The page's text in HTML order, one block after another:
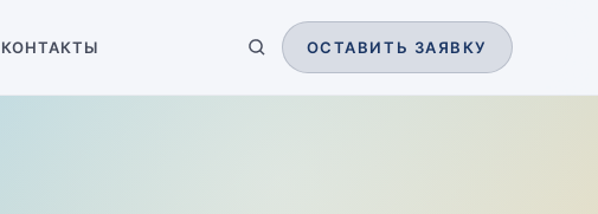
КОНТАКТЫ ОСТАВИТЬ ЗАЯВКУ